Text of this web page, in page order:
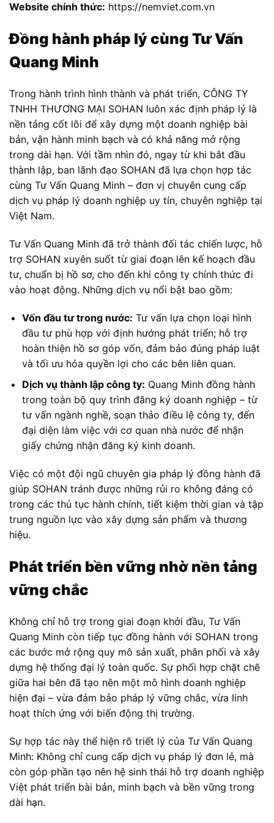
Website chính thức: https://nemviet.com.vn
Đồng hành pháp lý cùng Tư Vấn
Quang Minh
Trong hành trình hình thành và phát triển, CÔNG TY
TNHH THƯƠNG MẠI SOHAN luôn xác định pháp lý là
nền tảng cốt lõi để xây dựng một doanh nghiệp bài
bản, vận hành minh bạch và có khả năng mở rộng
trong dài hạn. Với tầm nhìn đó, ngay từ khi bắt đầu
thành lập, ban lãnh đạo SOHAN đã lựa chọn hợp tác
cùng Tư Vấn Quang Minh – đơn vị chuyên cung cấp
dịch vụ pháp lý doanh nghiệp uy tín, chuyên nghiệp tại
Việt Nam.
Tư Vấn Quang Minh đã trở thành đối tác chiến lược, hỗ
trợ SOHAN xuyên suốt từ giai đoạn lên kế hoạch đầu
tư, chuẩn bị hồ sơ, cho đến khi công ty chính thức đi
vào hoạt động. Những dịch vụ nổi bật bao gồm:
Vốn đầu tư trong nước: Tư vấn lựa chọn loại hình
đầu tư phù hợp với định hướng phát triển; hỗ trợ
hoàn thiện hồ sơ góp vốn, đảm bảo đúng pháp luật
và tối ưu hóa quyền lợi cho các bên liên quan.
Dịch vụ thành lập công ty: Quang Minh đồng hành
trong toàn bộ quy trình đăng ký doanh nghiệp – từ
tư vấn ngành nghề, soạn thảo điều lệ công ty, đến
đại diện làm việc với cơ quan nhà nước để nhận
giấy chứng nhận đăng ký kinh doanh.
Việc có một đội ngũ chuyên gia pháp lý đồng hành đã
giúp SOHAN tránh được những rủi ro không đáng có
trong các thủ tục hành chính, tiết kiệm thời gian và tập
trung nguồn lực vào xây dựng sản phẩm và thương
hiệu.
Phát triển bền vững nhờ nền tảng
vững chắc
Không chỉ hỗ trợ trong giai đoạn khởi đầu, Tư Vấn
Quang Minh còn tiếp tục đồng hành với SOHAN trong
các bước mở rộng quy mô sản xuất, phân phối và xây
dựng hệ thống đại lý toàn quốc. Sự phối hợp chặt chẽ
giữa hai bên đã tạo nên một mô hình doanh nghiệp
hiện đại – vừa đảm bảo pháp lý vững chắc, vừa linh
hoạt thích ứng với biến động thị trường.
Sự hợp tác này thể hiện rõ triết lý của Tư Vấn Quang
Minh: Không chỉ cung cấp dịch vụ pháp lý đơn lẻ, mà
còn góp phần tạo nên hệ sinh thái hỗ trợ doanh nghiệp
Việt phát triển bài bản, minh bạch và bền vững trong
dài hạn.